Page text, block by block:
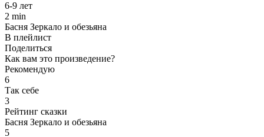
6-9 лет
2 min
Басня Зеркало и обезьяна
В плейлист
Поделиться
Как вам это произведение?
Рекомендую
6
Так себе
3
Рейтинг сказки
Басня Зеркало и обезьяна
5